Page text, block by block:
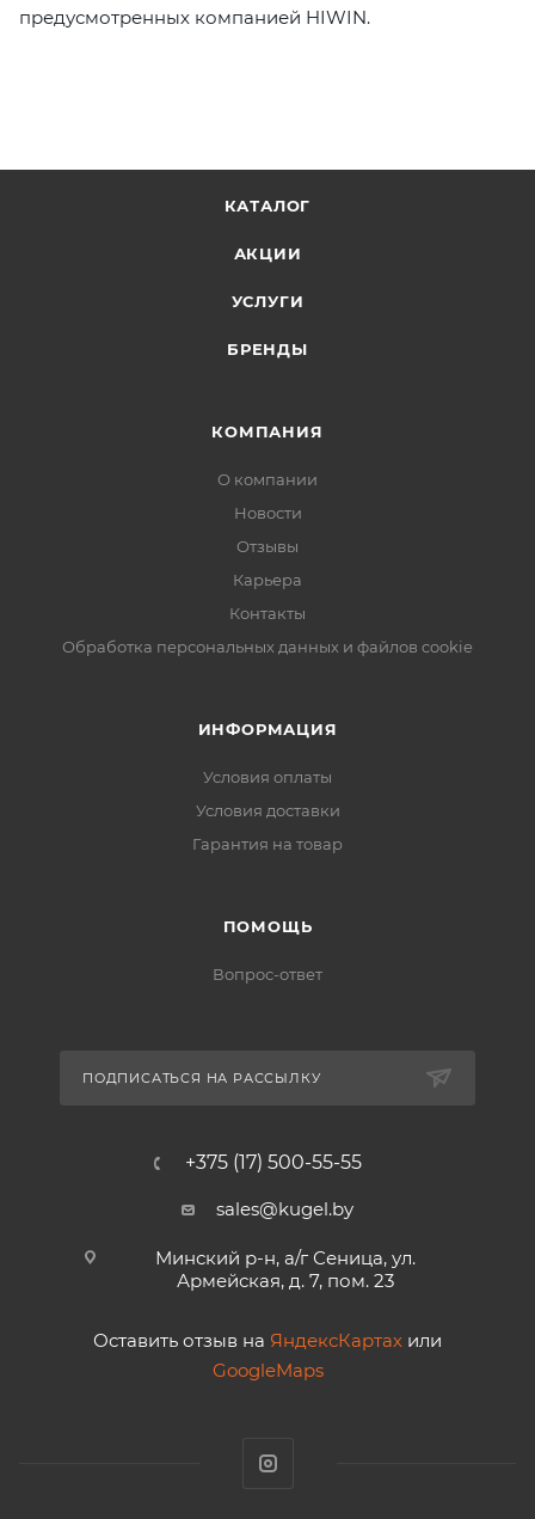
предусмотренных компанией HIWIN.
КАТАЛОГ
АКЦИИ
УСЛУГИ
БРЕНДЫ
КОМПАНИЯ
О компании
Новости
Отзывы
Карьера
Контакты
Обработка персональных данных и файлов cookie
ИНФОРМАЦИЯ
Условия оплаты
Условия доставки
Гарантия на товар
ПОМОЩЬ
Вопрос-ответ
ПОДПИСАТЬСЯ НА РАССЫЛКУ
+375 (17) 500-55-55
sales@kugel.by
Минский р-н, а/г Сеница, ул.
Армейская, д. 7, пом. 23
Оставить отзыв на ЯндексКартах или
GoogleMaps